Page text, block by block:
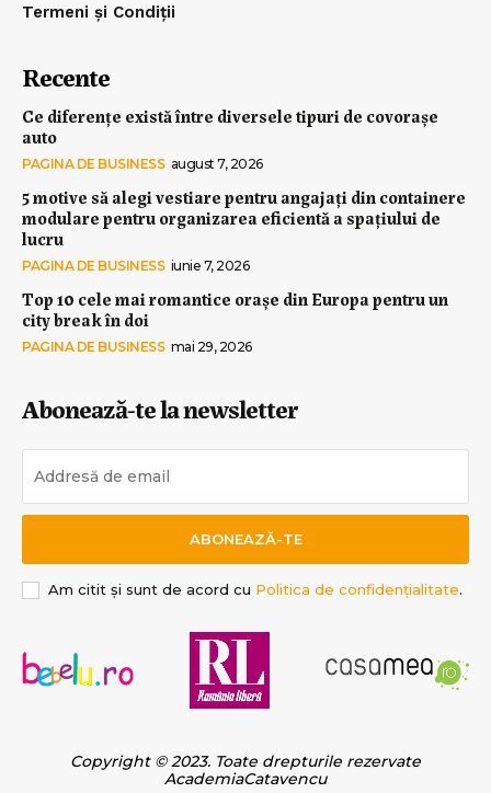
Termeni și Condiții
Recente
Ce diferențe există între diversele tipuri de covorașe
auto
PAGINA DE BUSINESS august 7, 2026
5 motive să alegi vestiare pentru angajați din containere
modulare pentru organizarea eficientă a spațiului de
lucru
PAGINA DE BUSINESS iunie 7, 2026
Top 10 cele mai romantice orașe din Europa pentru un
city break în doi
PAGINA DE BUSINESS mai 29, 2026
Abonează-te la newsletter
ABONEAZĂ-TE
Am citit și sunt de acord cu Politica de confidențialitate.
Copyright © 2023. Toate drepturile rezervate
AcademiaCatavencu